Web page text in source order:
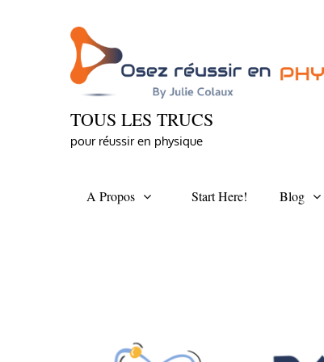
TOUS LES TRUCS
pour réussir en physique
A Propos Start Here! Blog